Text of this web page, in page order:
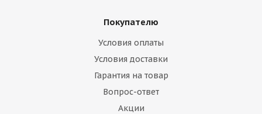
Покупателю
Условия оплаты
Условия доставки
Гарантия на товар
Вопрос-ответ
Акции